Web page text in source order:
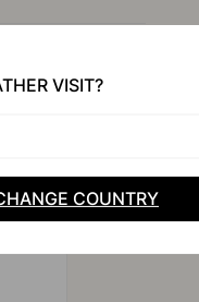
Achetez avec
VISIT?
COUNTRY